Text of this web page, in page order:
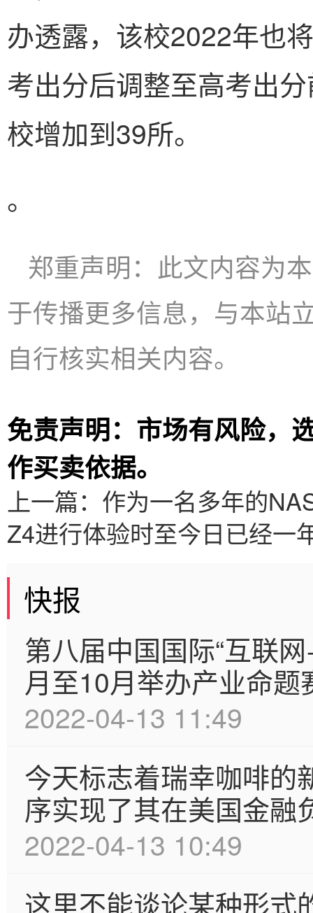
办透露，该校2022年也
考出分后调整至高考出
校增加到39所。
。
郑重声明：此文内容为
于传播更多信息，与本站
自行核实相关内容。
免责声明：市场有风险，
作买卖依据。
上一篇： 作为一名多年的
Z4进行体验时至今日已经一
快报
第八届中国国际“互联
月至10月举办产业命题
2022-04-13 11:49
今天标志着瑞幸咖啡的
序实现了其在美国金融
2022-04-13 10:49
这里不能谈论某种形式